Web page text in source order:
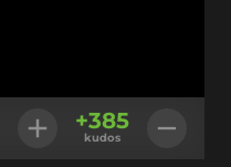
+385
kudos